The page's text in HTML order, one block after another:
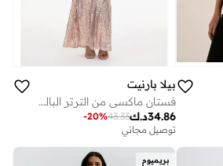
بيلا بارنيت
فستان ماكسي من الترتر البالي
د.ك34.86
43.33
-20%
توصيل مجاني
بريميوم